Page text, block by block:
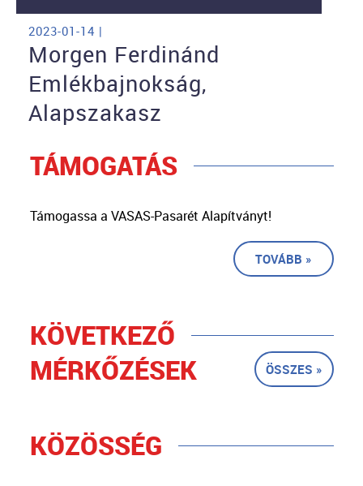
2023-01-14 |
Morgen Ferdinánd
Emlékbajnokság,
Alapszakasz
TÁMOGATÁS
Támogassa a VASAS-Pasarét Alapítványt!
TOVÁBB »
KÖVETKEZŐ
MÉRKŐZÉSEK
ÖSSZES »
KÖZÖSSÉG